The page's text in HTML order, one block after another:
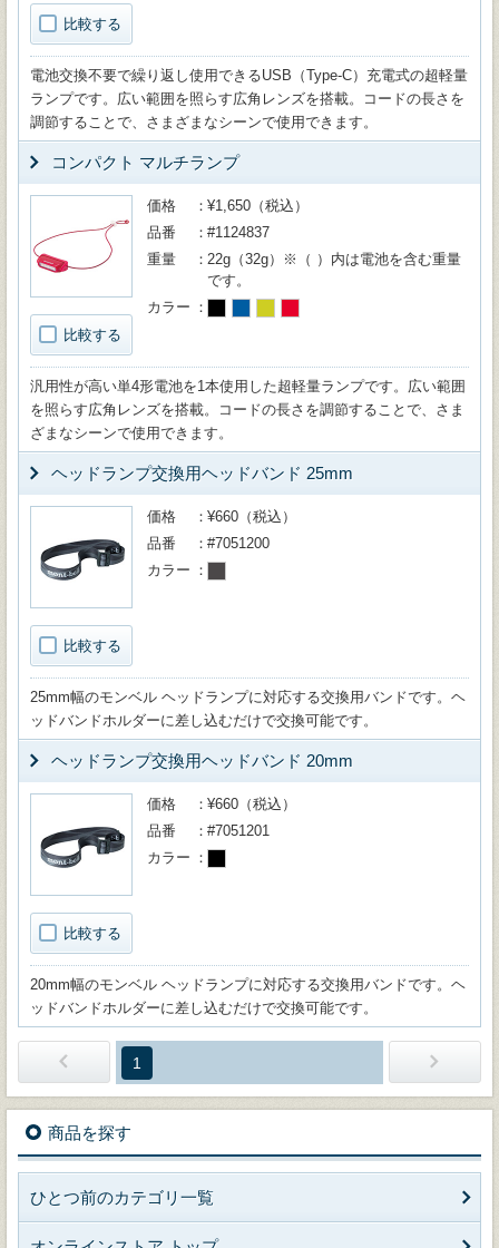
比較する
電池交換不要で繰り返し使用できるUSB（Type-C）充電式の超軽量
ランプです。広い範囲を照らす広角レンズを搭載。コードの長さを
調節することで、さまざまなシーンで使用できます。
コンパクト マルチランプ
比較する
価格
¥1,650（税込）
品番
#1124837
重量
22g（32g）※（ ）内は電池を含む重量
です。
カラー
汎用性が高い単4形電池を1本使用した超軽量ランプです。広い範囲
を照らす広角レンズを搭載。コードの長さを調節することで、さま
ざまなシーンで使用できます。
ヘッドランプ交換用ヘッドバンド 25mm
比較する
価格
¥660（税込）
品番
#7051200
カラー
25mm幅のモンベル ヘッドランプに対応する交換用バンドです。ヘ
ッドバンドホルダーに差し込むだけで交換可能です。
ヘッドランプ交換用ヘッドバンド 20mm
比較する
価格
¥660（税込）
品番
#7051201
カラー
20mm幅のモンベル ヘッドランプに対応する交換用バンドです。ヘ
ッドバンドホルダーに差し込むだけで交換可能です。
1
商品を探す
ひとつ前のカテゴリ一覧